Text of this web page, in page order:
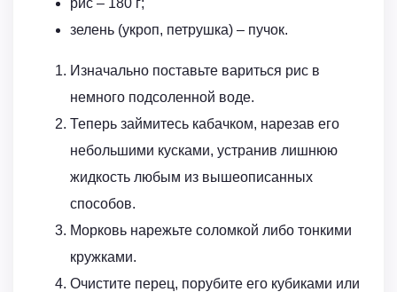
рис – 180 г;
зелень (укроп, петрушка) – пучок.
Изначально поставьте вариться рис в
немного подсоленной воде.
Теперь займитесь кабачком, нарезав его
небольшими кусками, устранив лишнюю
жидкость любым из вышеописанных
способов.
Морковь нарежьте соломкой либо тонкими
кружками.
Очистите перец, порубите его кубиками или